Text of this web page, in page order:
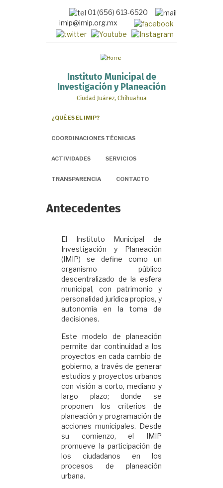
01 (656) 613-6520
imip@imip.org.mx
Instituto Municipal de
Investigación y Planeación
Ciudad Juárez, Chihuahua
¿QUÉ ES EL IMIP?
COORDINACIONES TÉCNICAS
ACTIVIDADES SERVICIOS
TRANSPARENCIA CONTACTO
Antecedentes
El Instituto Municipal de
Investigación y Planeación
(IMIP) se define como un
organismo público
descentralizado de la esfera
municipal, con patrimonio y
personalidad jurídica propios, y
autonomía en la toma de
decisiones.
Este modelo de planeación
permite dar continuidad a los
proyectos en cada cambio de
gobierno, a través de generar
estudios y proyectos urbanos
con visión a corto, mediano y
largo plazo; donde se
proponen los criterios de
planeación y programación de
acciones municipales. Desde
su comienzo, el IMIP
promueve la participación de
los ciudadanos en los
procesos de planeación
urbana.